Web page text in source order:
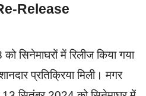
Release
सिनेमाघरों में रिलीज किया गया
प्रतिक्रिया मिली। मगर